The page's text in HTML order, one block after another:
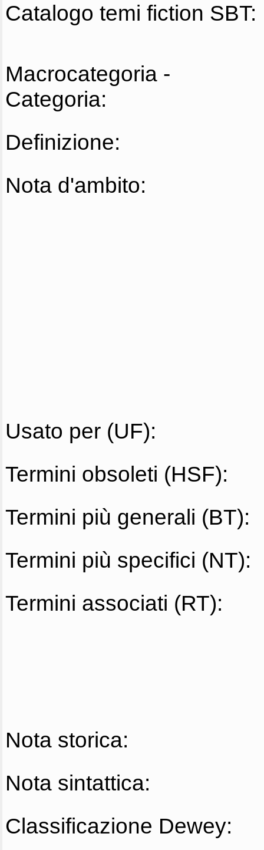
Catalogo temi fiction SBT:
Macrocategoria -
Categoria:
Definizione:
Nota d'ambito:
Usato per (UF):
Termini obsoleti (HSF):
Termini più generali (BT):
Termini più specifici (NT):
Termini associati (RT):
Nota storica:
Nota sintattica:
Classificazione Dewey: